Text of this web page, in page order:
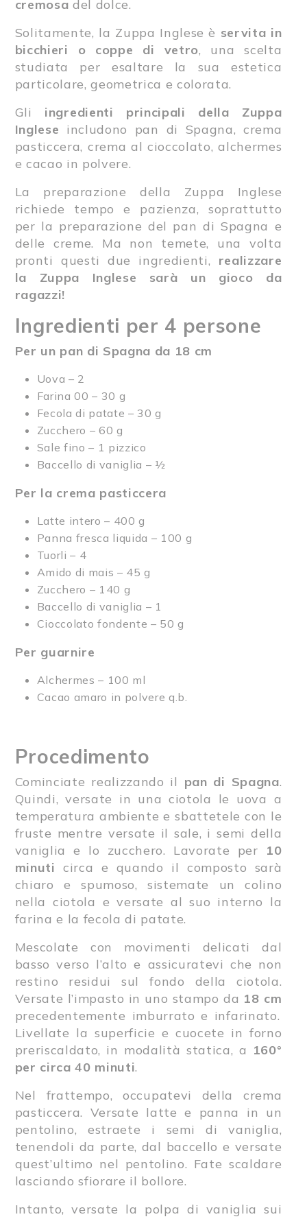
cremosadel dolce.
Solitamente, la Zuppa Inglese è servita in
bicchieri o coppe di vetro, una scelta
studiata per esaltare la sua estetica
particolare, geometrica e colorata.
Gli ingredienti principali della Zuppa
Inglese includono pan di Spagna, crema
pasticcera, crema al cioccolato, alchermes
e cacao in polvere.
La preparazione della Zuppa Inglese
richiede tempo e pazienza, soprattutto
per la preparazione del pan di Spagna e
delle creme. Ma non temete, una volta
pronti questi due ingredienti, realizzare
la Zuppa Inglese sarà un gioco da
ragazzi!
Ingredienti per 4 persone
Per un pan di Spagna da 18 cm
Uova – 2
Farina 00 – 30 g
Fecola di patate – 30 g
Zucchero – 60 g
Sale fino – 1 pizzico
Baccello di vaniglia – ½
Per la crema pasticcera
Latte intero – 400 g
Panna fresca liquida – 100 g
Tuorli – 4
Amido di mais – 45 g
Zucchero – 140 g
Baccello di vaniglia – 1
Cioccolato fondente – 50 g
Per guarnire
Alchermes – 100 ml
Cacao amaro in polvere q.b.
Procedimento
Cominciate realizzando il pan di Spagna.
Quindi, versate in una ciotola le uova a
temperatura ambiente e sbattetele con le
fruste mentre versate il sale, i semi della
vaniglia e lo zucchero. Lavorate per 10
minuticirca e quando il composto sarà
chiaro e spumoso, sistemate un colino
nella ciotola e versate al suo interno la
farina e la fecola di patate.
Mescolate con movimenti delicati dal
basso verso l’alto e assicuratevi che non
restino residui sul fondo della ciotola.
Versate l’impasto in uno stampo da 18 cm
precedentemente imburrato e infarinato.
Livellate la superficie e cuocete in forno
preriscaldato, in modalità statica, a 160°
per circa 40 minuti.
Nel frattempo, occupatevi della crema
pasticcera. Versate latte e panna in un
pentolino, estraete i semi di vaniglia,
tenendoli da parte, dal baccello e versate
quest’ultimo nel pentolino. Fate scaldare
lasciando sfiorare il bollore.
Intanto, versate la polpa di vaniglia sui